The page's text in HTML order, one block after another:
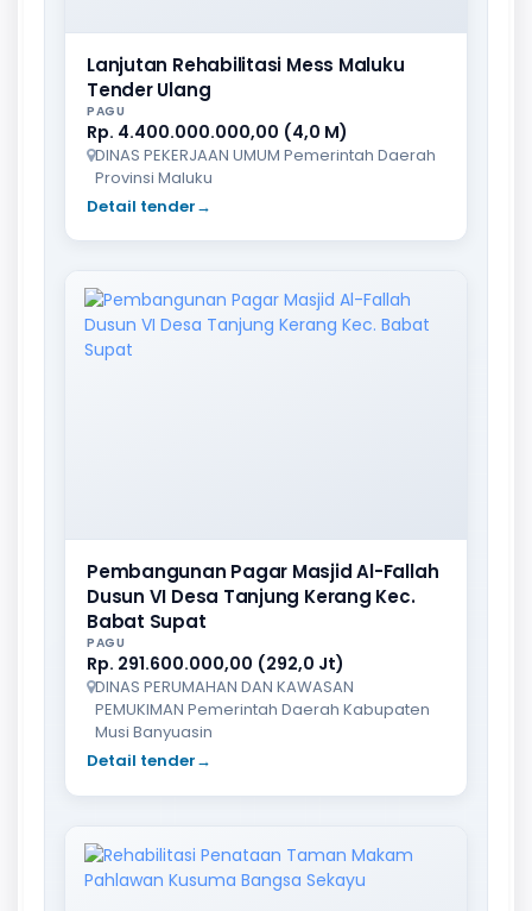
Lanjutan Rehabilitasi Mess Maluku
Tender Ulang
PAGU
Rp. 4.400.000.000,00 (4,0 M)
DINAS PEKERJAAN UMUM Pemerintah Daerah
Provinsi Maluku
Detail tender→
Pembangunan Pagar Masjid Al-Fallah
Dusun VI Desa Tanjung Kerang Kec.
Babat Supat
PAGU
Rp. 291.600.000,00 (292,0 Jt)
DINAS PERUMAHAN DAN KAWASAN
PEMUKIMAN Pemerintah Daerah Kabupaten
Musi Banyuasin
Detail tender→